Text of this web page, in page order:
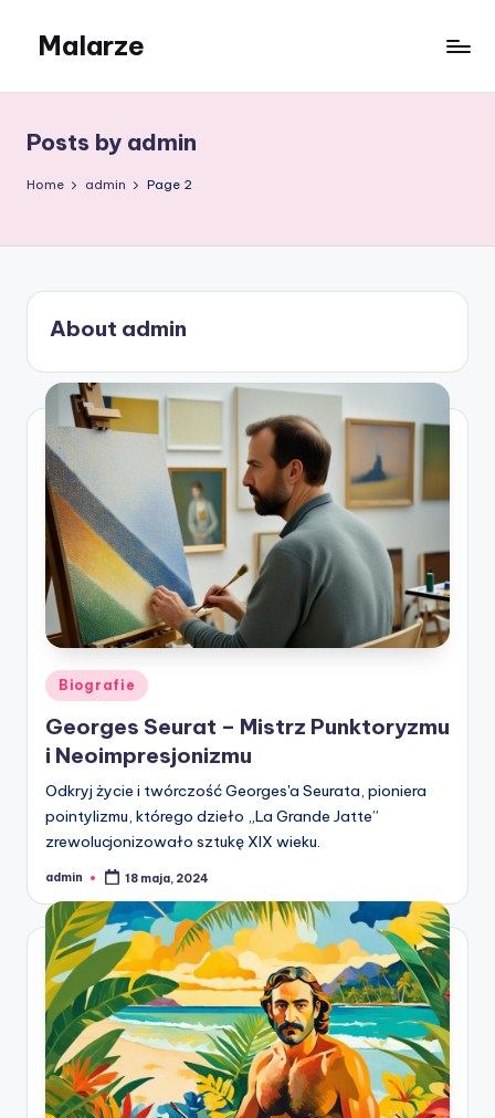
content
Malarze
Posts by admin
Home admin Page 2
About admin
Posted
in
Biografie
Georges Seurat – Mistrz Punktoryzmu
i Neoimpresjonizmu
Odkryj życie i twórczość Georges'a Seurata, pioniera
pointylizmu, którego dzieło „La Grande Jatte”
zrewolucjonizowało sztukę XIX wieku.
Posted
admin 18 maja, 2024